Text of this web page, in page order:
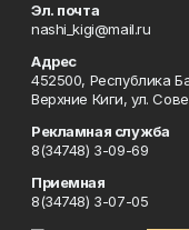
Эл. почта
nashi_kigi@mail.ru
Адрес
452500, Республика
Верхние Киги, ул.
Рекламная служба
8(34748) 3-09-69
Приемная
8(34748) 3-07-05